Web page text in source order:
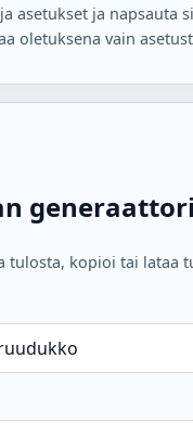
asetukset ja napsauta
oletuksena vain
generaattori
tulosta, kopioi tai lataa